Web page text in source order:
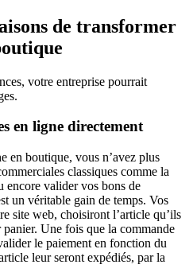
de transformer
votre entreprise pourrait
en ligne directement
en boutique, vous n’avez plus
classiques comme la
encore valider vos bons de
un véritable gain de temps. Vos
site web, choisiront l’article qu’ils
Une fois que la commande
le paiement en fonction du
leur seront expédiés, par la